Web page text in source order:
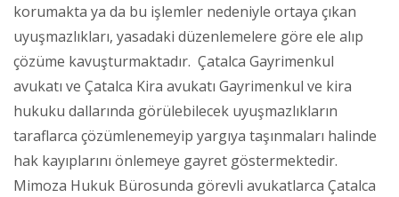
korumakta ya da bu işlemler nedeniyle ortaya çıkan
uyuşmazlıkları, yasadaki düzenlemelere göre ele alıp
çözüme kavuşturmaktadır. Çatalca Gayrimenkul
avukatı ve Çatalca Kira avukatı Gayrimenkul ve kira
hukuku dallarında görülebilecek uyuşmazlıkların
taraflarca çözümlenemeyip yargıya taşınmaları halinde
hak kayıplarını önlemeye gayret göstermektedir.
Mimoza Hukuk Bürosunda görevli avukatlarca Çatalca